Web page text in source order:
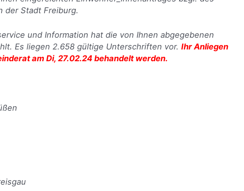
der Stadt Freiburg.
und Information hat die von Ihnen abgegebenen
Es liegen 2.658 gültige Unterschriften vor.Ihr Anliegen
am Di, 27.02.24 behandelt werden.